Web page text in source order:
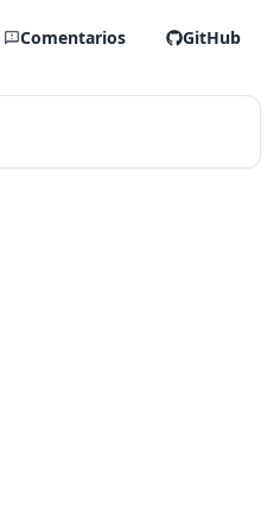
Comentarios GitHub